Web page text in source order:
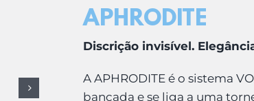
APHRODITE
Discrição invisível.
A APHRODITE é o sistema
bancada e se liga a uma